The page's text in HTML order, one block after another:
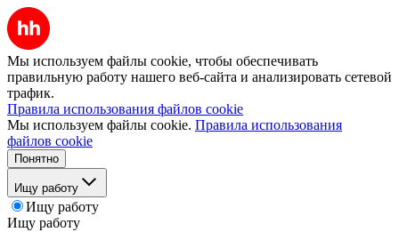
Мы используем файлы cookie, чтобы обеспечивать
правильную работу нашего веб-сайта и анализировать сетевой
трафик.
Правила использования файлов cookie
Мы используем файлы cookie. Правила использования
файлов cookie
Понятно
Ищу работу
Ищу работу
Ищу работу